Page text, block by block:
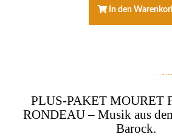
375,00 €
In den
PLUS-PAKET MOURET
RONDEAU – Musik aus
Barock.